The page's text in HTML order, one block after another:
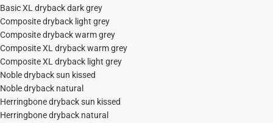
Basic XL dryback dark grey
Composite dryback light grey
Composite dryback warm grey
Composite XL dryback warm grey
Composite XL dryback light grey
Noble dryback sun kissed
Noble dryback natural
Herringbone dryback sun kissed
Herringbone dryback natural